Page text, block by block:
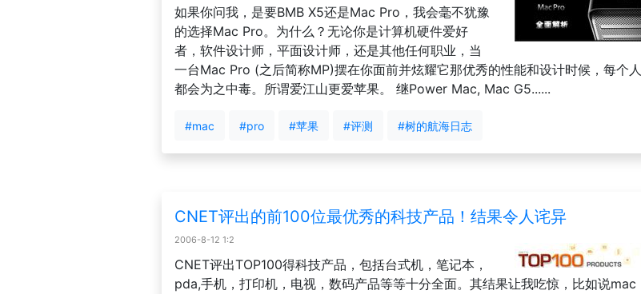
如果你问我，是要BMB X5还是Mac Pro，我会毫不犹豫
的选择Mac Pro。为什么？无论你是计算机硬件爱好
者，软件设计师，平面设计师，还是其他任何职业，当
一台Mac Pro (之后简称MP)摆在你面前并炫耀它那优秀的性能和设计时候，每个人
都会为之中毒。所谓爱江山更爱苹果。 继Power Mac, Mac G5......
#mac #pro #苹果 #评测 #树的航海日志
CNET评出的前100位最优秀的科技产品！结果令人诧异
2006-8-12 1:2
CNET评出TOP100得科技产品，包括台式机，笔记本，
pda,手机，打印机，电视，数码产品等等十分全面。其结果让我吃惊，比如说mac